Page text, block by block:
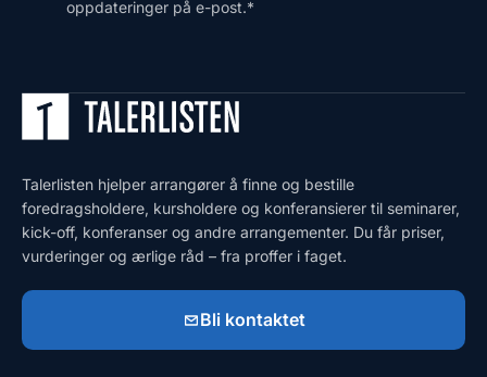
oppdateringer på e-post.*
Talerlisten hjelper arrangører å finne og bestille
foredragsholdere, kursholdere og konferansierer til seminarer,
kick-off, konferanser og andre arrangementer. Du får priser,
vurderinger og ærlige råd – fra proffer i faget.
Bli kontaktet